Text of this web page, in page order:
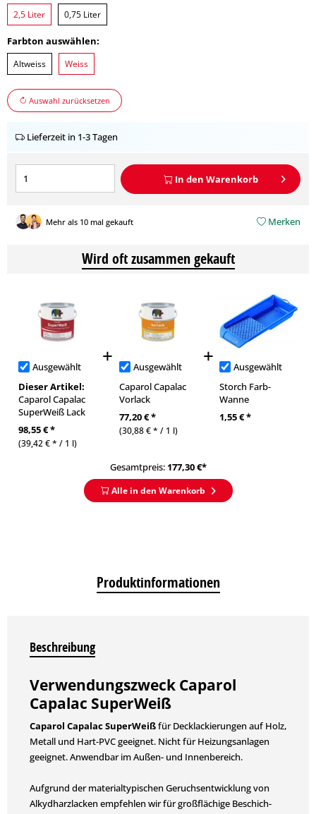
2,5 Liter 0,75 Liter
Farbton auswählen:
Altweiss Weiss
Auswahl zurücksetzen
Lieferzeit in 1-3 Tagen
In den Warenkorb
Mehr als 10 mal gekauft Merken
Wird oft zusammen gekauft
Ausgewählt
Dieser Artikel:
Caparol Capalac
SuperWeiß Lack
98,55 € *
(39,42 € * / 1 l)
Ausgewählt
Caparol Capalac
Vorlack
77,20 € *
(30,88 € * / 1 l)
Ausgewählt
Storch Farb-
Wanne
1,55 € *
Gesamtpreis: 177,30€*
Alle in den Warenkorb
Produktinformationen
Beschreibung
Verwendungszweck Caparol
Capalac SuperWeiß
Caparol Capalac SuperWeißfür Decklackie­run­gen auf Holz,
Metall und Hart-PVC geeignet. Nicht für Heizungs­­anlagen
geeignet. Anwendbar im Außen- und Innenbereich.
Aufgrund der materialtypischen Geruchs­entwicklung von
Alkydharzlacken empfehlen wir für großflächige Beschich­